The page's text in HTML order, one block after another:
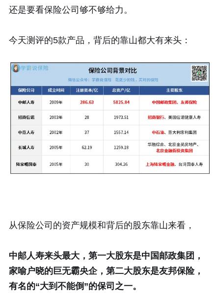
还是要看保险公司够不够给力。
今天测评的5款产品，背后的靠山都大有来头：
从保险公司的资产规模和背后的股东靠山来看，
中邮人寿来头最大，第一大股东是中国邮政集团，
家喻户晓的巨无霸央企，第二大股东是友邦保险，
有名的“大到不能倒”的保司之一。